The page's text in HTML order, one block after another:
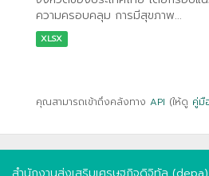
ความครอบคลุม การมีสุขภาพ...
XLSX
คุณสามารถเข้าถึงคลังทาง API (ให้ดู คู่มื